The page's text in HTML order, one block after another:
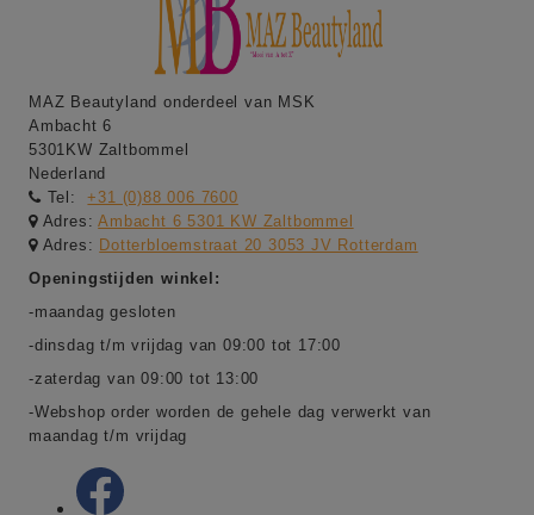
MAZ Beautyland onderdeel van MSK
Ambacht 6
5301KW Zaltbommel
Nederland
Tel:
+31 (0)88 006 7600
Adres:Ambacht 6 5301 KW Zaltbommel
Adres: Dotterbloemstraat 20 3053 JV Rotterdam
Openingstijden winkel:
-maandag gesloten
-dinsdag t/m vrijdag van 09:00 tot 17:00
-zaterdag van 09:00 tot 13:00
-Webshop order worden de gehele dag verwerkt van
maandag t/m vrijdag